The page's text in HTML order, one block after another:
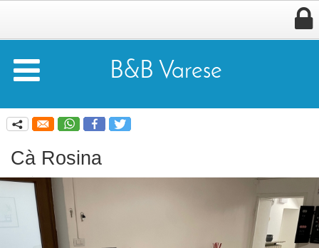

 B&B Varese
q
Cà Rosina